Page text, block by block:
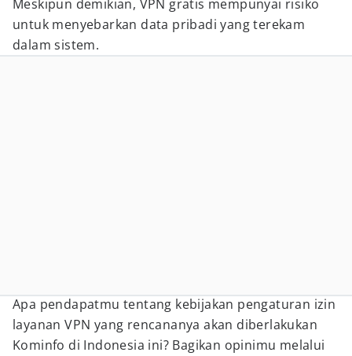
Meskipun demikian, VPN gratis mempunyai risiko
untuk menyebarkan data pribadi yang terekam
dalam sistem.
Apa pendapatmu tentang kebijakan pengaturan izin
layanan VPN yang rencananya akan diberlakukan
Kominfo di Indonesia ini? Bagikan opinimu melalui